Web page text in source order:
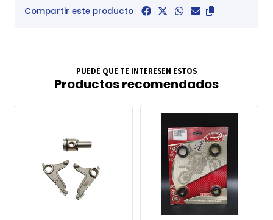
Compartir este producto
PUEDE QUE TE INTERESEN ESTOS
Productos recomendados